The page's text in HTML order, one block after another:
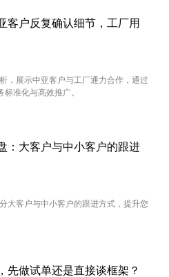
客户反复确认细节，工厂用
，展示中亚客户与工厂通力合作，通过
准化与高效推广。
：大客户与中小客户的跟进
大客户与中小客户的跟进方式，提升您
先做试单还是直接谈框架？